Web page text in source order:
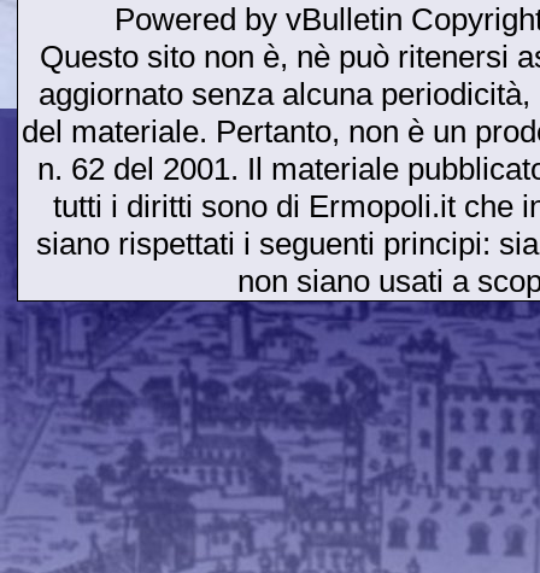
Powered by vBulletin
Questo sito non è, nè può ritenersi
aggiornato senza alcuna
del materiale. Pertanto, non è un
n. 62 del 2001. Il materiale
tutti i diritti sono di Ermopoli.it che
siano rispettati i seguenti principi:
non siano usati a